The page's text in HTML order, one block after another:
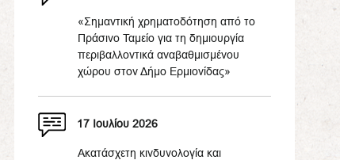
«Σημαντική χρηματοδότηση από το
Πράσινο Ταμείο για τη δημιουργία
περιβαλλοντικά αναβαθμισμένου
χώρου στον Δήμο Ερμιονίδας»
17 Ιουλίου 2026
Ακατάσχετη κινδυνολογία και